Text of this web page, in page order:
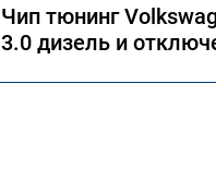
Чип тюнинг
3.0 дизель и